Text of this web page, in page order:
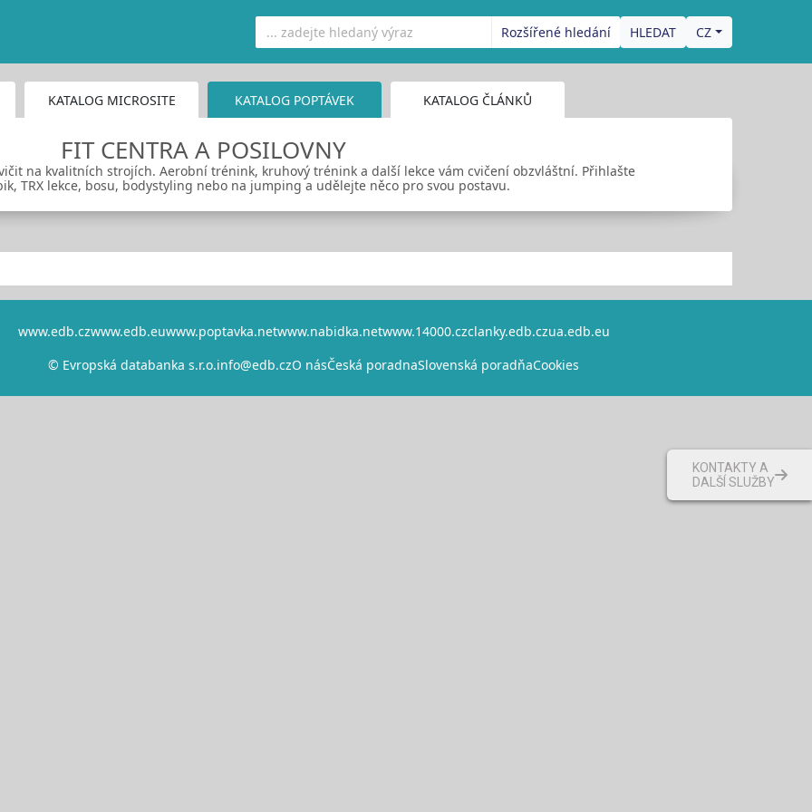
Rozšířené hledání CZ
KATALOG MICROSITE KATALOG POPTÁVEK KATALOG ČLÁNKŮ
FIT CENTRA A POSILOVNY
na kvalitních strojích. Aerobní trénink, kruhový trénink a další lekce vám cvičení obzvláštní. Přihlašte
TRX lekce, bosu, bodystyling nebo na jumping a udělejte něco pro svou postavu.
www.edb.czwww.edb.euwww.poptavka.netwww.nabidka.netwww.14000.czclanky.edb.czua.edb.eu
© Evropská databanka s.r.o.info@edb.czO násČeská poradnaSlovenská poradňaCookies
KONTAKTY A
DALŠÍ SLUŽBY